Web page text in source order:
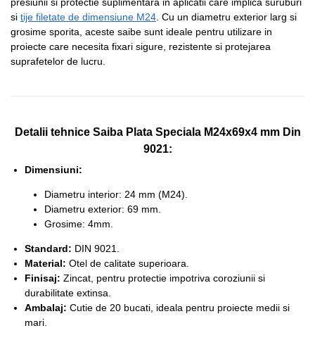
si tije filetate de dimensiune M24 . Cu un diametru exterior larg si
grosime sporita, aceste saibe sunt ideale pentru utilizare in
proiecte care necesita fixari sigure, rezistente si protejarea
suprafetelor de lucru.
Detalii tehnice Saiba Plata Speciala M24x69x4 mm Din
9021:
Dimensiuni:
Diametru interior: 24 mm (M24).
Diametru exterior: 69 mm.
Grosime: 4mm.
Standard: DIN 9021.
Material: Otel de calitate superioara.
Finisaj: Zincat, pentru protectie impotriva coroziunii si
durabilitate extinsa.
Ambalaj: Cutie de 20 bucati, ideala pentru proiecte medii si
mari.